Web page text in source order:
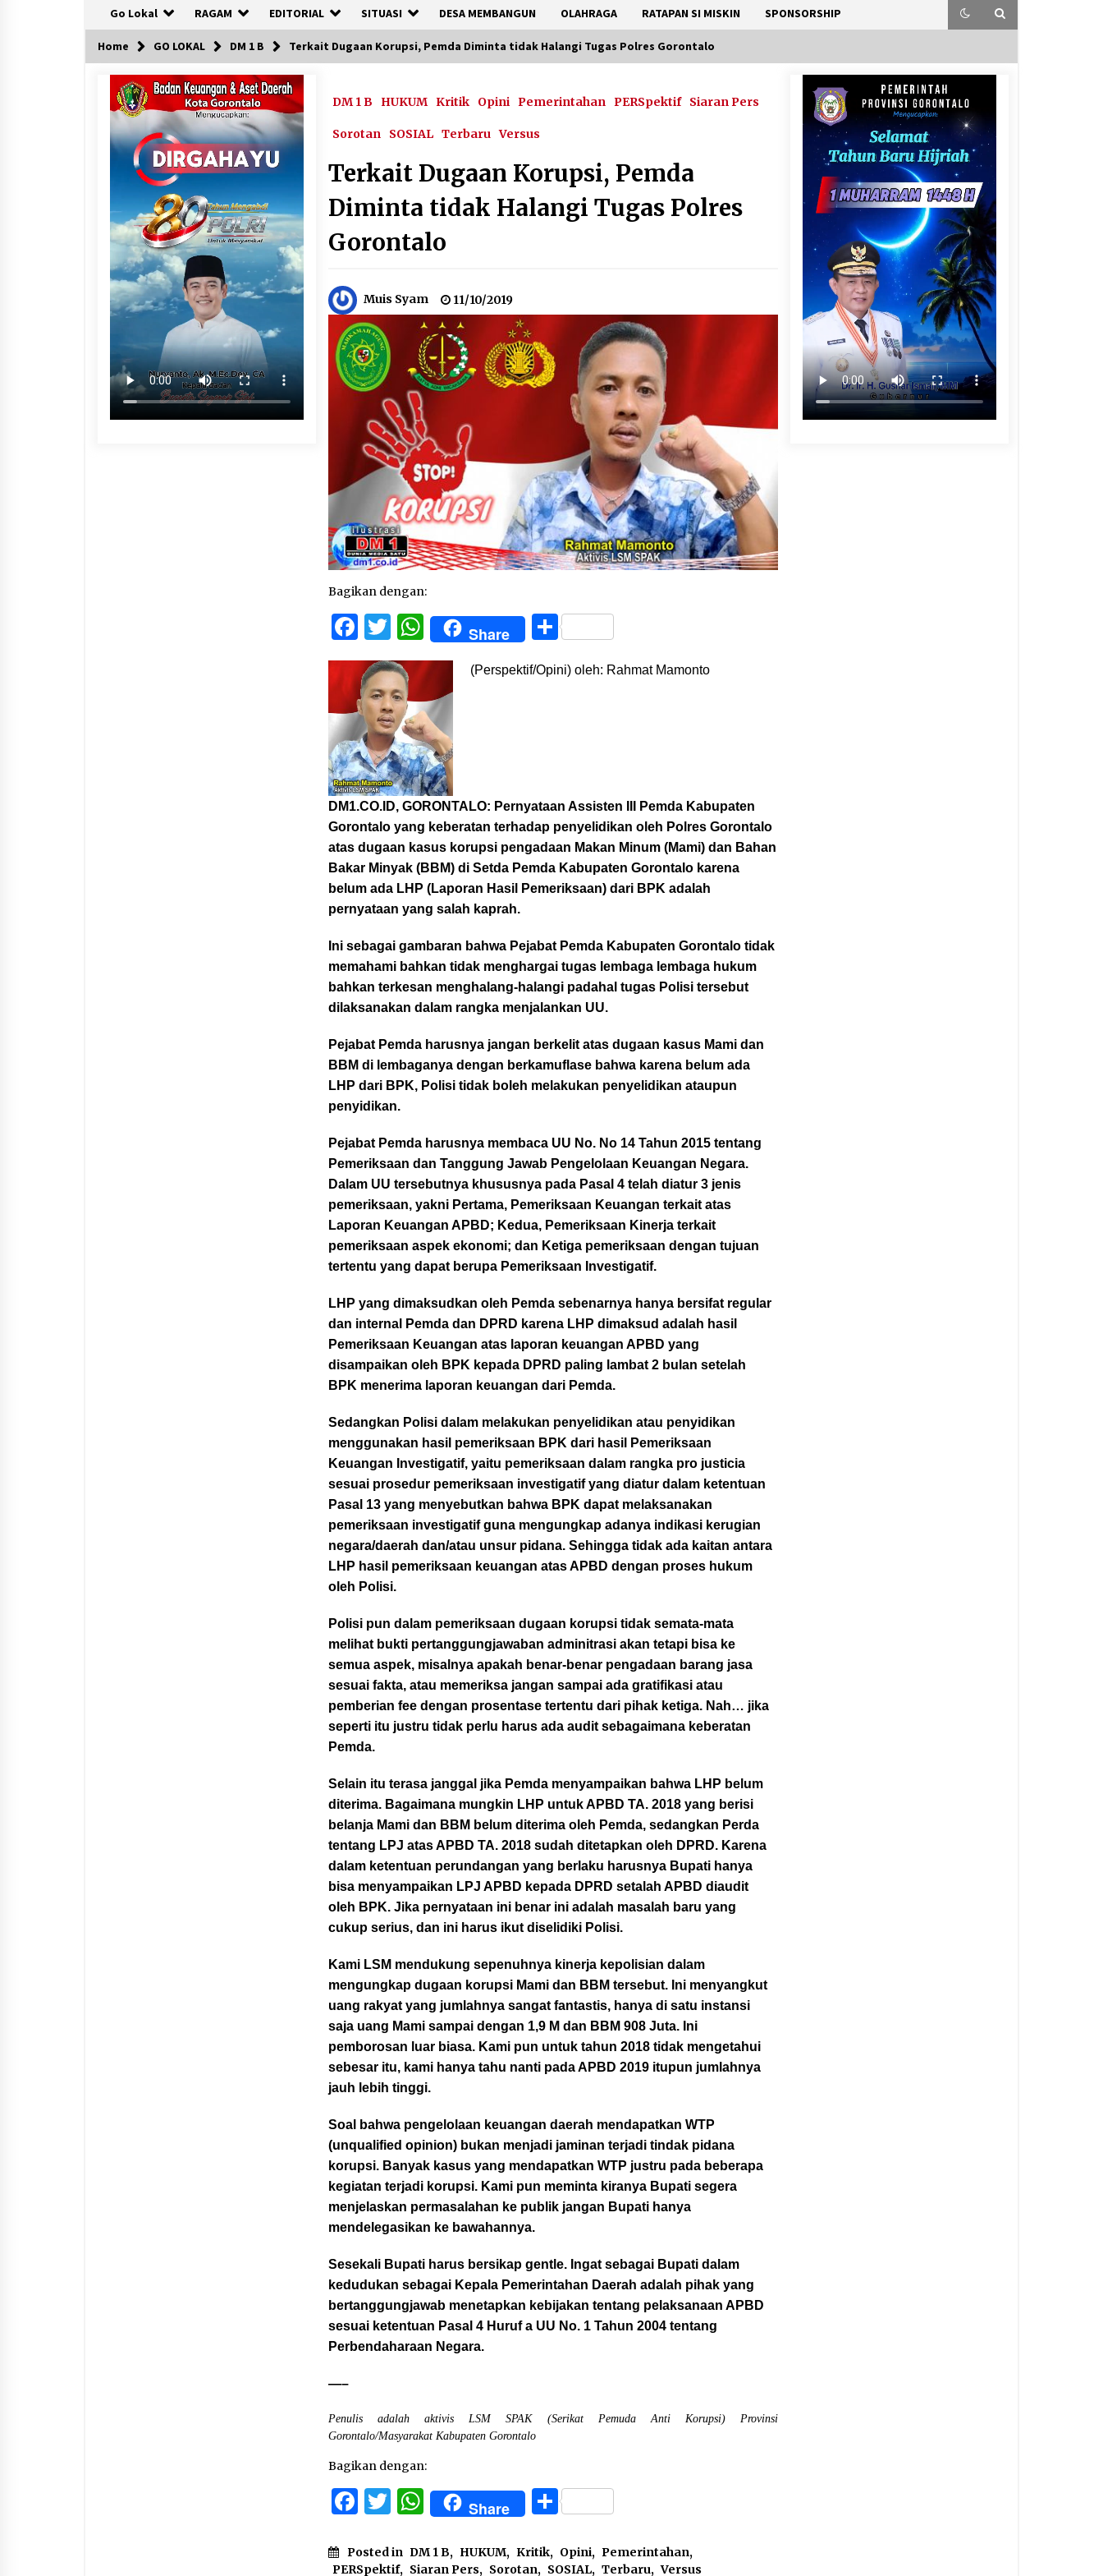
Go Lokal RAGAM EDITORIAL SITUASI DESA MEMBANGUN OLAHRAGA RATAPAN SI MISKIN SPONSORSHIP
Home GO LOKAL DM 1 B Terkait Dugaan Korupsi, Pemda Diminta tidak Halangi Tugas Polres Gorontalo
DM 1 B HUKUM Kritik Opini Pemerintahan PERSpektif Siaran Pers
Sorotan SOSIAL Terbaru Versus
Terkait Dugaan Korupsi, Pemda
Diminta tidak Halangi Tugas Polres
Gorontalo
Muis Syam 11/10/2019
Bagikan dengan:
Facebook
Twitter
WhatsApp
Share Share
(Perspektif/Opini) oleh: Rahmat Mamonto
DM1.CO.ID, GORONTALO: Pernyataan Assisten III Pemda Kabupaten
Gorontalo yang keberatan terhadap penyelidikan oleh Polres Gorontalo
atas dugaan kasus korupsi pengadaan Makan Minum (Mami) dan Bahan
Bakar Minyak (BBM) di Setda Pemda Kabupaten Gorontalo karena
belum ada LHP (Laporan Hasil Pemeriksaan) dari BPK adalah
pernyataan yang salah kaprah.
Ini sebagai gambaran bahwa Pejabat Pemda Kabupaten Gorontalo tidak
memahami bahkan tidak menghargai tugas lembaga lembaga hukum
bahkan terkesan menghalang-halangi padahal tugas Polisi tersebut
dilaksanakan dalam rangka menjalankan UU.
Pejabat Pemda harusnya jangan berkelit atas dugaan kasus Mami dan
BBM di lembaganya dengan berkamuflase bahwa karena belum ada
LHP dari BPK, Polisi tidak boleh melakukan penyelidikan ataupun
penyidikan.
Pejabat Pemda harusnya membaca UU No. No 14 Tahun 2015 tentang
Pemeriksaan dan Tanggung Jawab Pengelolaan Keuangan Negara.
Dalam UU tersebutnya khususnya pada Pasal 4 telah diatur 3 jenis
pemeriksaan, yakni Pertama, Pemeriksaan Keuangan terkait atas
Laporan Keuangan APBD; Kedua, Pemeriksaan Kinerja terkait
pemeriksaan aspek ekonomi; dan Ketiga pemeriksaan dengan tujuan
tertentu yang dapat berupa Pemeriksaan Investigatif.
LHP yang dimaksudkan oleh Pemda sebenarnya hanya bersifat regular
dan internal Pemda dan DPRD karena LHP dimaksud adalah hasil
Pemeriksaan Keuangan atas laporan keuangan APBD yang
disampaikan oleh BPK kepada DPRD paling lambat 2 bulan setelah
BPK menerima laporan keuangan dari Pemda.
Sedangkan Polisi dalam melakukan penyelidikan atau penyidikan
menggunakan hasil pemeriksaan BPK dari hasil Pemeriksaan
Keuangan Investigatif, yaitu pemeriksaan dalam rangka pro justicia
sesuai prosedur pemeriksaan investigatif yang diatur dalam ketentuan
Pasal 13 yang menyebutkan bahwa BPK dapat melaksanakan
pemeriksaan investigatif guna mengungkap adanya indikasi kerugian
negara/daerah dan/atau unsur pidana. Sehingga tidak ada kaitan antara
LHP hasil pemeriksaan keuangan atas APBD dengan proses hukum
oleh Polisi.
Polisi pun dalam pemeriksaan dugaan korupsi tidak semata-mata
melihat bukti pertanggungjawaban adminitrasi akan tetapi bisa ke
semua aspek, misalnya apakah benar-benar pengadaan barang jasa
sesuai fakta, atau memeriksa jangan sampai ada gratifikasi atau
pemberian fee dengan prosentase tertentu dari pihak ketiga. Nah… jika
seperti itu justru tidak perlu harus ada audit sebagaimana keberatan
Pemda.
Selain itu terasa janggal jika Pemda menyampaikan bahwa LHP belum
diterima. Bagaimana mungkin LHP untuk APBD TA. 2018 yang berisi
belanja Mami dan BBM belum diterima oleh Pemda, sedangkan Perda
tentang LPJ atas APBD TA. 2018 sudah ditetapkan oleh DPRD. Karena
dalam ketentuan perundangan yang berlaku harusnya Bupati hanya
bisa menyampaikan LPJ APBD kepada DPRD setalah APBD diaudit
oleh BPK. Jika pernyataan ini benar ini adalah masalah baru yang
cukup serius, dan ini harus ikut diselidiki Polisi.
Kami LSM mendukung sepenuhnya kinerja kepolisian dalam
mengungkap dugaan korupsi Mami dan BBM tersebut. Ini menyangkut
uang rakyat yang jumlahnya sangat fantastis, hanya di satu instansi
saja uang Mami sampai dengan 1,9 M dan BBM 908 Juta. Ini
pemborosan luar biasa. Kami pun untuk tahun 2018 tidak mengetahui
sebesar itu, kami hanya tahu nanti pada APBD 2019 itupun jumlahnya
jauh lebih tinggi.
Soal bahwa pengelolaan keuangan daerah mendapatkan WTP
(unqualified opinion) bukan menjadi jaminan terjadi tindak pidana
korupsi. Banyak kasus yang mendapatkan WTP justru pada beberapa
kegiatan terjadi korupsi. Kami pun meminta kiranya Bupati segera
menjelaskan permasalahan ke publik jangan Bupati hanya
mendelegasikan ke bawahannya.
Sesekali Bupati harus bersikap gentle. Ingat sebagai Bupati dalam
kedudukan sebagai Kepala Pemerintahan Daerah adalah pihak yang
bertanggungjawab menetapkan kebijakan tentang pelaksanaan APBD
sesuai ketentuan Pasal 4 Huruf a UU No. 1 Tahun 2004 tentang
Perbendaharaan Negara.
—–
Penulis adalah aktivis LSM SPAK (Serikat Pemuda Anti Korupsi) Provinsi
Gorontalo/Masyarakat Kabupaten Gorontalo
Bagikan dengan:
Facebook
Twitter
WhatsApp
Share Share
Posted in DM 1 B, HUKUM, Kritik, Opini, Pemerintahan,
PERSpektif, Siaran Pers, Sorotan, SOSIAL, Terbaru, Versus